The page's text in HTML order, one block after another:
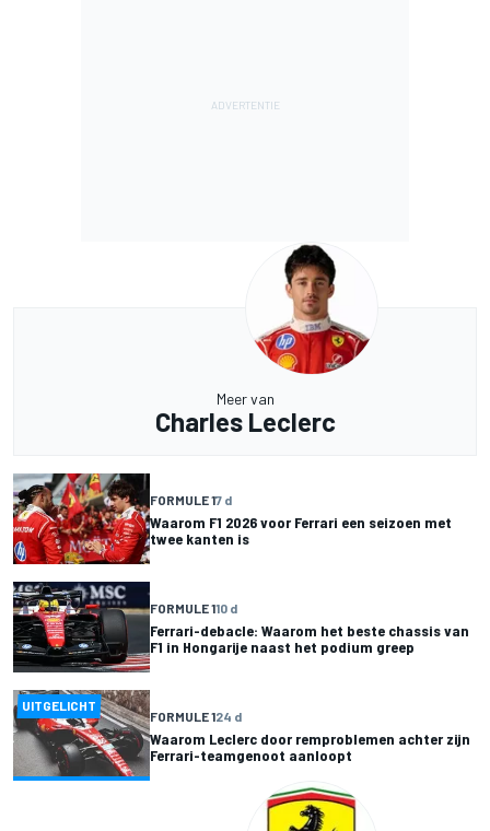
Meer van
Charles Leclerc
FORMULE 17 d
Waarom F1 2026 voor Ferrari een seizoen met
twee kanten is
FORMULE 110 d
Ferrari-debacle: Waarom het beste chassis van
F1 in Hongarije naast het podium greep
UITGELICHT
FORMULE 124 d
Waarom Leclerc door remproblemen achter zijn
Ferrari-teamgenoot aanloopt